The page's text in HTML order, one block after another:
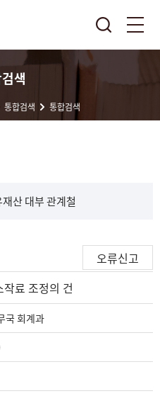
색
통합검색 통합검색
산 대부 관계철
오류신고
료 조정의 건
국 회계과